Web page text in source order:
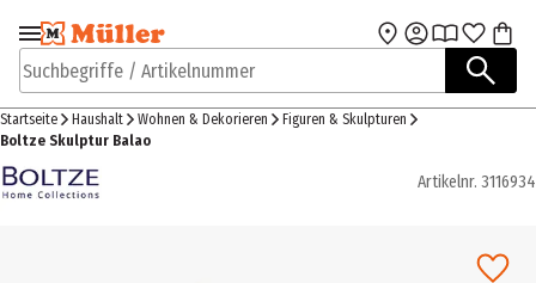
Zur Navigation
springen
Zum Hauptinhalt
Suchbegriffe / Artikelnummer
Startseite Haushalt Wohnen & Dekorieren
Figuren & Skulpturen
Boltze Skulptur Balao
Artikelnr. 3116934